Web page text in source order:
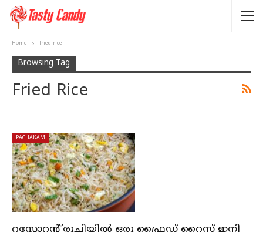
Home fried rice
Browsing Tag
Fried Rice
PACHAKAM